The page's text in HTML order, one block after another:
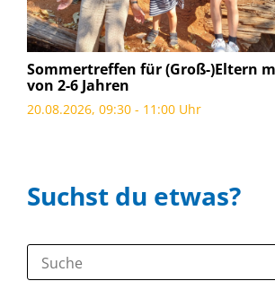
Sommertreffen für (Groß-)Eltern
von 2-6 Jahren
20.08.2026, 09:30 - 11:00 Uhr
Suchst du etwas?
Suche: